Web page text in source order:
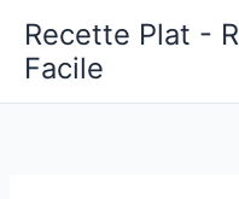
contenu
Recette Plat -
Facile